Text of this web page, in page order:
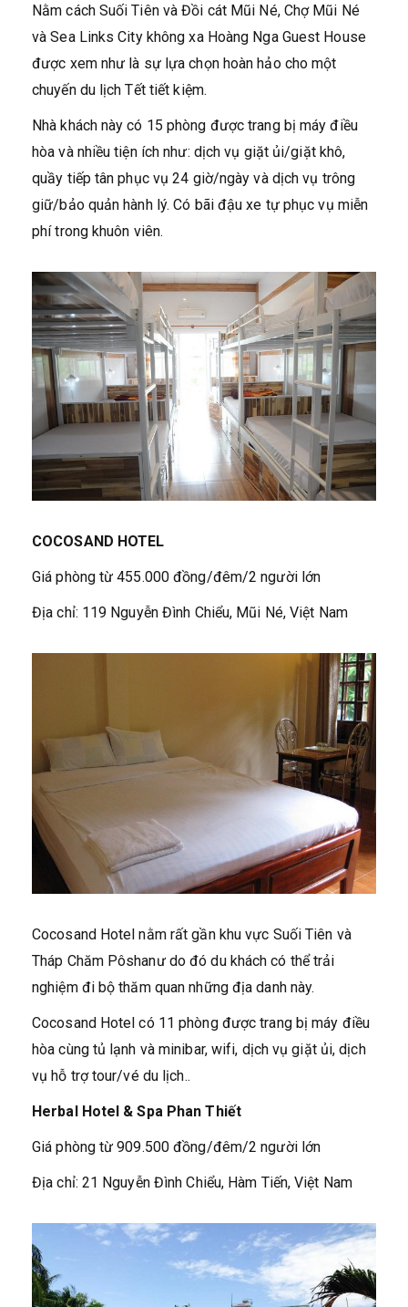
Nằm cách Suối Tiên và Đồi cát Mũi Né, Chợ Mũi Né
và Sea Links City không xa Hoàng Nga Guest House
được xem như là sự lựa chọn hoàn hảo cho một
chuyến du lịch Tết tiết kiệm.
Nhà khách này có 15 phòng được trang bị máy điều
hòa và nhiều tiện ích như: dịch vụ giặt ủi/giặt khô,
quầy tiếp tân phục vụ 24 giờ/ngày và dịch vụ trông
giữ/bảo quản hành lý. Có bãi đậu xe tự phục vụ miễn
phí trong khuôn viên.
COCOSAND HOTEL
Giá phòng từ 455.000 đồng/đêm/2 người lớn
Địa chỉ: 119 Nguyễn Đình Chiểu, Mũi Né, Việt Nam
Cocosand Hotel nằm rất gần khu vực Suối Tiên và
Tháp Chăm Pôshanư do đó du khách có thể trải
nghiệm đi bộ thăm quan những địa danh này.
Cocosand Hotel có 11 phòng được trang bị máy điều
hòa cùng tủ lạnh và minibar, wifi, dịch vụ giặt ủi, dịch
vụ hỗ trợ tour/vé du lịch..
Herbal Hotel & Spa Phan Thiết
Giá phòng từ 909.500 đồng/đêm/2 người lớn
Địa chỉ: 21 Nguyễn Đình Chiểu, Hàm Tiến, Việt Nam